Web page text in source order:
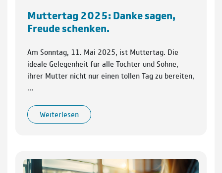
Muttertag 2025: Danke sagen,
Freude schenken.
Am Sonntag, 11. Mai 2025, ist Muttertag. Die
ideale Gelegenheit für alle Töchter und Söhne,
ihrer Mutter nicht nur einen tollen Tag zu bereiten,
…
Weiterlesen